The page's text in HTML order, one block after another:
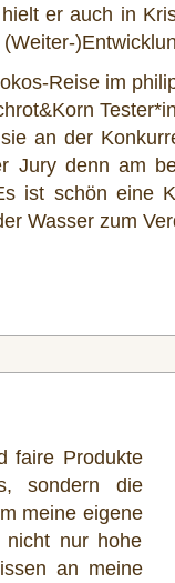
er auch in
Reise im
an der
Jury denn am
ist schön eine
Wasser zum
faire Produkte
sondern die
meine eigene
nur hohe
an meine